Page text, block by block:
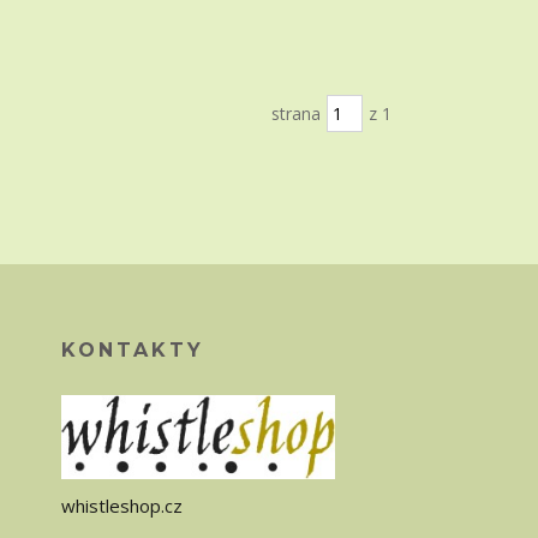
strana z 1
KONTAKTY
whistleshop.cz